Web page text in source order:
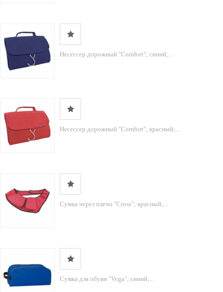
Несессер дорожный "Comfort"; синий;...
Несессер дорожный "Comfort"; красный;...
Сумка через плечо "Cross"; красный;...
Сумка для обуви "Vega"; синий;...